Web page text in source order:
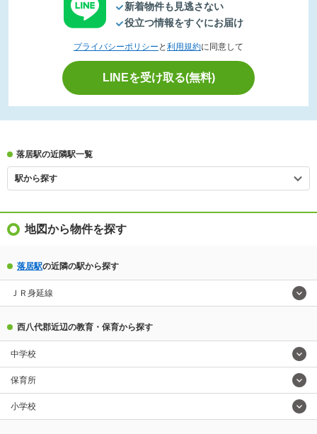
新着物件も見逃さない
役立つ情報をすぐにお届け
プライバシーポリシー と 利用規約に同意して
LINEを受け取る(無料)
落居駅の近隣駅一覧
駅から探す
地図から物件を探す
落居駅の近隣の駅から探す
ＪＲ身延線
西八代郡近辺の教育・保育から探す
中学校
保育所
小学校